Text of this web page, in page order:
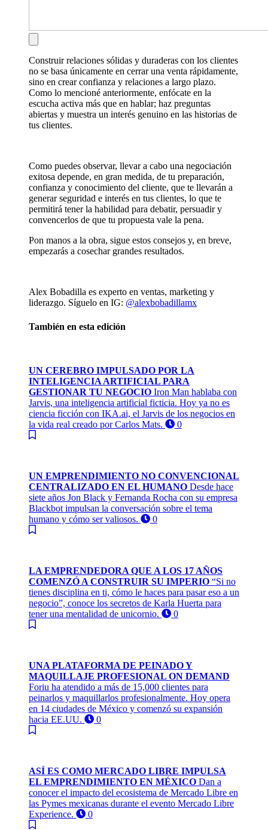
Construir relaciones sólidas y duraderas con los clientes
no se basa únicamente en cerrar una venta rápidamente,
sino en crear confianza y relaciones a largo plazo.
Como lo mencioné anteriormente, enfócate en la
escucha activa más que en hablar; haz preguntas
abiertas y muestra un interés genuino en las historias de
tus clientes.
Como puedes observar, llevar a cabo una negociación
exitosa depende, en gran medida, de tu preparación,
confianza y conocimiento del cliente, que te llevarán a
generar seguridad e interés en tus clientes, lo que te
permitirá tener la habilidad para debatir, persuadir y
convencerlos de que tu propuesta vale la pena.
Pon manos a la obra, sigue estos consejos y, en breve,
empezarás a cosechar grandes resultados.
Alex Bobadilla es experto en ventas, marketing y
liderazgo. Síguelo en IG: @alexbobadillamx
También en esta edición
UN CEREBRO IMPULSADO POR LA
INTELIGENCIA ARTIFICIAL PARA
GESTIONAR TU NEGOCIO Iron Man hablaba con
Jarvis, una inteligencia artificial ficticia. Hoy ya no es
ciencia ficción con IKA.ai, el Jarvis de los negocios en
la vida real creado por Carlos Mats.
0
UN EMPRENDIMIENTO NO CONVENCIONAL
CENTRALIZADO EN EL HUMANO Desde hace
siete años Jon Black y Fernanda Rocha con su empresa
Blackbot impulsan la conversación sobre el tema
humano y cómo ser valiosos.
0
LA EMPRENDEDORA QUE A LOS 17 AÑOS
COMENZÓ A CONSTRUIR SU IMPERIO “Si no
tienes disciplina en ti, cómo le haces para pasar eso a un
negocio”, conoce los secretos de Karla Huerta para
tener una mentalidad de unicornio.
0
UNA PLATAFORMA DE PEINADO Y
MAQUILLAJE PROFESIONAL ON DEMAND
Foriu ha atendido a más de 15,000 clientes para
peinarlos y maquillarlos profesionalmente. Hoy opera
en 14 ciudades de México y comenzó su expansión
hacia EE.UU.
0
ASÍ ES COMO MERCADO LIBRE IMPULSA
EL EMPRENDIMIENTO EN MÉXICO Dan a
conocer el impacto del ecosistema de Mercado Libre en
las Pymes mexicanas durante el evento Mercado Libre
Experience.
0